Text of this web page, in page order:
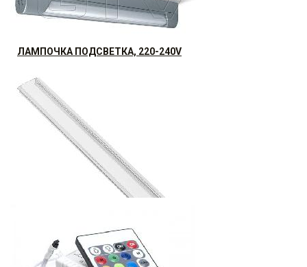
ЛАМПОЧКА ПОДСВЕТКА, 220-240V
ПРОФИЛЬ ПЛАСТМАССОВЫЙ ДЛЯ СВЕТОДИОДНЫХ